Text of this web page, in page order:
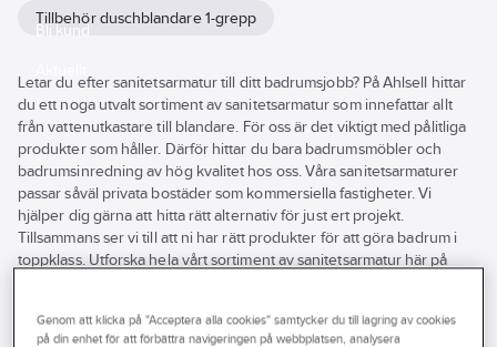
Bli kund
Tillbehör duschblandare 1-grepp
Letar du efter sanitetsarmatur till ditt badrumsjobb? På Ahlsell hittar
du ett noga utvalt sortiment av sanitetsarmatur som innefattar allt
från vattenutkastare till blandare. För oss är det viktigt med pålitliga
produkter som håller. Därför hittar du bara badrumsmöbler och
badrumsinredning av hög kvalitet hos oss. Våra sanitetsarmaturer
passar såväl privata bostäder som kommersiella fastigheter. Vi
hjälper dig gärna att hitta rätt alternativ för just ert projekt.
Tillsammans ser vi till att ni har rätt produkter för att göra badrum i
toppklass. Utforska hela vårt sortiment av sanitetsarmatur här på
Varumärke Lagerförd
alla Produkter (93)
Genom att klicka på "Acceptera alla cookies" samtycker du till lagring av cookies
på din enhet för att förbättra navigeringen på webbplatsen, analysera